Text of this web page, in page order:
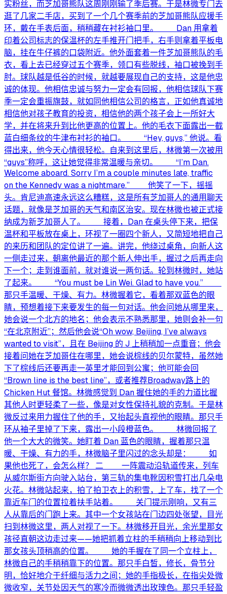
实粉丝，而芝加哥熊队这周刚刚输了季后赛。于是林微专门去
逛了几家二手店，买到了一个几个赛季前的芝加哥熊队应援手
环，戴在手表后面，稍稍藏在衬衫袖口里。 Dan 用拿着
印着公司标志的保温杯的左手推开门把手，右手则拿着平板电
脑，挂在牛仔裤的口袋附近。他外面套着一件芝加哥熊队的毛
衣，看上去已经穿过五个赛季，领口有些脱线，袖口被挽到手
肘。球队越是低谷的时候，就越要展现自己的支持，这是他忠
诚的体现。他相信忠诚与努力一定会有回报，他相信球队下赛
季一定会重振旗鼓，就如同他相信公司的格言，正如他真诚地
相信他对孩子教育的投资，相信他的两个孩子会上一所好大
学，并在将来升到比他更高的位置上。他的毛衣下面露出一截
蓝白细条纹的牛津布衬衫的袖口。 “Hey, guys,” 他说。看
得出来，他今天心情很轻松。自来到这里后，林微第一次被用
“guys”称呼，这让她觉得非常温暖与亲切。 “I’m Dan.
Welcome aboard. Sorry I’m a couple minutes late, traffic
on the Kennedy was a nightmare.” 他笑了一下，摇摇
头。肯尼迪高速永远这么糟糕，这是所有芝加哥人的通用聊天
话题，就像是芝加哥的天气和南区治安。现在林微也被正式接
纳成为新芝加哥人了。 接着，Dan 在桌头停下来，把保
温杯和平板放在桌上，环视了一圈四个新人，又简短地把自己
的来历和团队的定位讲了一遍。讲完，他绕过桌角，向新人这
一侧走过来，朝离他最近的那个新人伸出手，握过之后再走向
下一个；走到谁面前，就对谁说一两句话。轮到林微时，她站
了起来。 “You must be Lin Wei. Glad to have you.”
那只手温暖、干燥、有力。林微握着它，看着那双蓝色的眼
睛，预想着接下来要发生的每一句对话。他会问她从哪里来，
她会说一个北方的地名；他会表示不熟悉那里，她则会补一句
“在北京附近”；然后他会说“Oh wow, Beijing, I’ve always
wanted to visit”，且在 Beijing 的 J 上稍稍加一点重音；他会
接着问她在芝加哥住在哪里，她会说棕线的贝尔蒙特，虽然她
下了棕线后还要再走一英里才能回到公寓；他可能会回
“Brown line is the best line”，或者推荐Broadway路上的
Chicken Hut 餐馆。林微感觉到 Dan 握住她的手的力道比握
其他人时更轻柔了一些，像是对女性保持礼貌的克制。于是林
微反过来用力握住了他的手，又抬起头直视他的眼睛。那只手
环从袖子里掉了下来，露出一小段橙蓝色。 林微回报了
他一个大大的微笑。她盯着 Dan 蓝色的眼睛，握着那只温
暖、干燥、有力的手，林微脑子里闪过的念头却是： 如
果他也死了，会怎么样？ 二 一阵震动沿轨道传来，列车
从威尔斯街方向驶入站台，第三轨的集电靴因积雪打出几朵电
火花。林微站起来，拍了拍卫衣上的积雪，上了车，找了一个
靠近车门的位置拉着扶手站着。 关门提示刚响，又有三
人从靠后的门跑上来。其中一个女孩站在门边四处张望，目光
扫到林微这里，两人对视了一下。林微移开目光，余光里那女
孩径直朝这边走过来——她把抓着立柱的手稍稍向上移动到比
那女孩头顶稍高的位置。 她的手握在了同一个立柱上，
林微自己的手稍稍靠下的位置。那只手白皙，修长，骨节分
明，恰好地介于纤细与活力之间；她的手指极长，在指尖处微
微收窄，关节处因天气的寒冷而微微透出玫瑰色。那只手轻盈